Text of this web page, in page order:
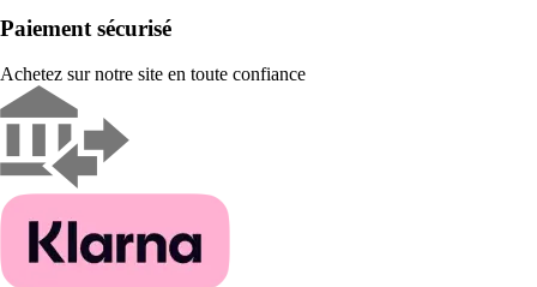
Paiement sécurisé
Achetez sur notre site en toute confiance